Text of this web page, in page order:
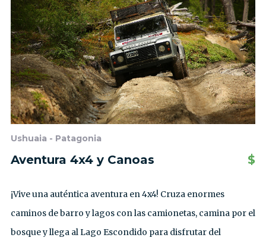
Ushuaia - Patagonia
Aventura 4x4 y Canoas $
¡Vive una auténtica aventura en 4x4! Cruza enormes
caminos de barro y lagos con las camionetas, camina por el
bosque y llega al Lago Escondido para disfrutar del